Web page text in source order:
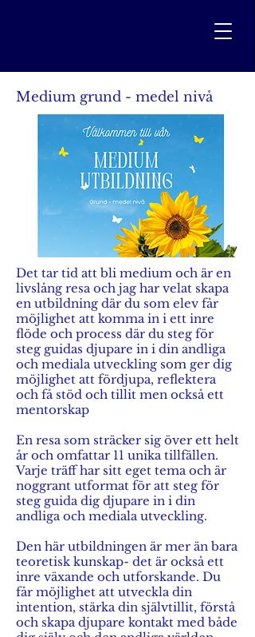
Medium grund - medel nivå
Det tar tid att bli medium och är en
livslång resa och jag har velat skapa
en utbildning där du som elev får
möjlighet att komma in i ett inre
flöde och process där du steg för
steg guidas djupare in i din andliga
och mediala utveckling som ger dig
möjlighet att fördjupa, reflektera
och få stöd och tillit men också ett
mentorskap
En resa som sträcker sig över ett helt
år och omfattar 11 unika tillfällen.
Varje träff har sitt eget tema och är
noggrant utformat för att steg för
steg guida dig djupare in i din
andliga och mediala utveckling.
Den här utbildningen är mer än bara
teoretisk kunskap- det är också ett
inre växande och utforskande. Du
får möjlighet att utveckla din
intention, stärka din självtillit, förstå
och skapa djupare kontakt med både